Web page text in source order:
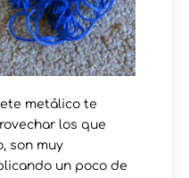
metálico te
los que
son muy
un poco de